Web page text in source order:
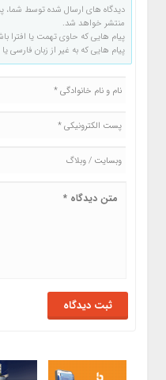
دیدگاه های ارسال شده توسط
منتشر خواهد شد.
پیام هایی که حاوی تهمت یا افترا
پیام هایی که به غیر از زبان فارسی